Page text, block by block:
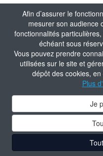
Afin d’assurer le
mesurer son audience
fonctionnalités
échéant sous
Vous pouvez prendre
utilisées sur le site et
dépôt des cookies,
Plus
Je